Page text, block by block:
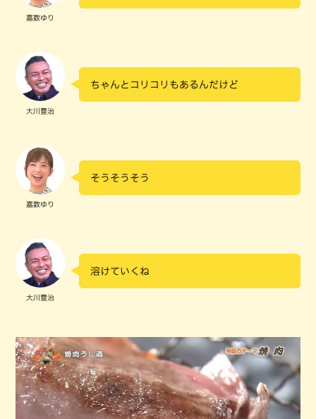
嘉数ゆり
大川豊治
ちゃんとコリコリもあるんだけど
嘉数ゆり
そうそうそう
大川豊治
溶けていくね